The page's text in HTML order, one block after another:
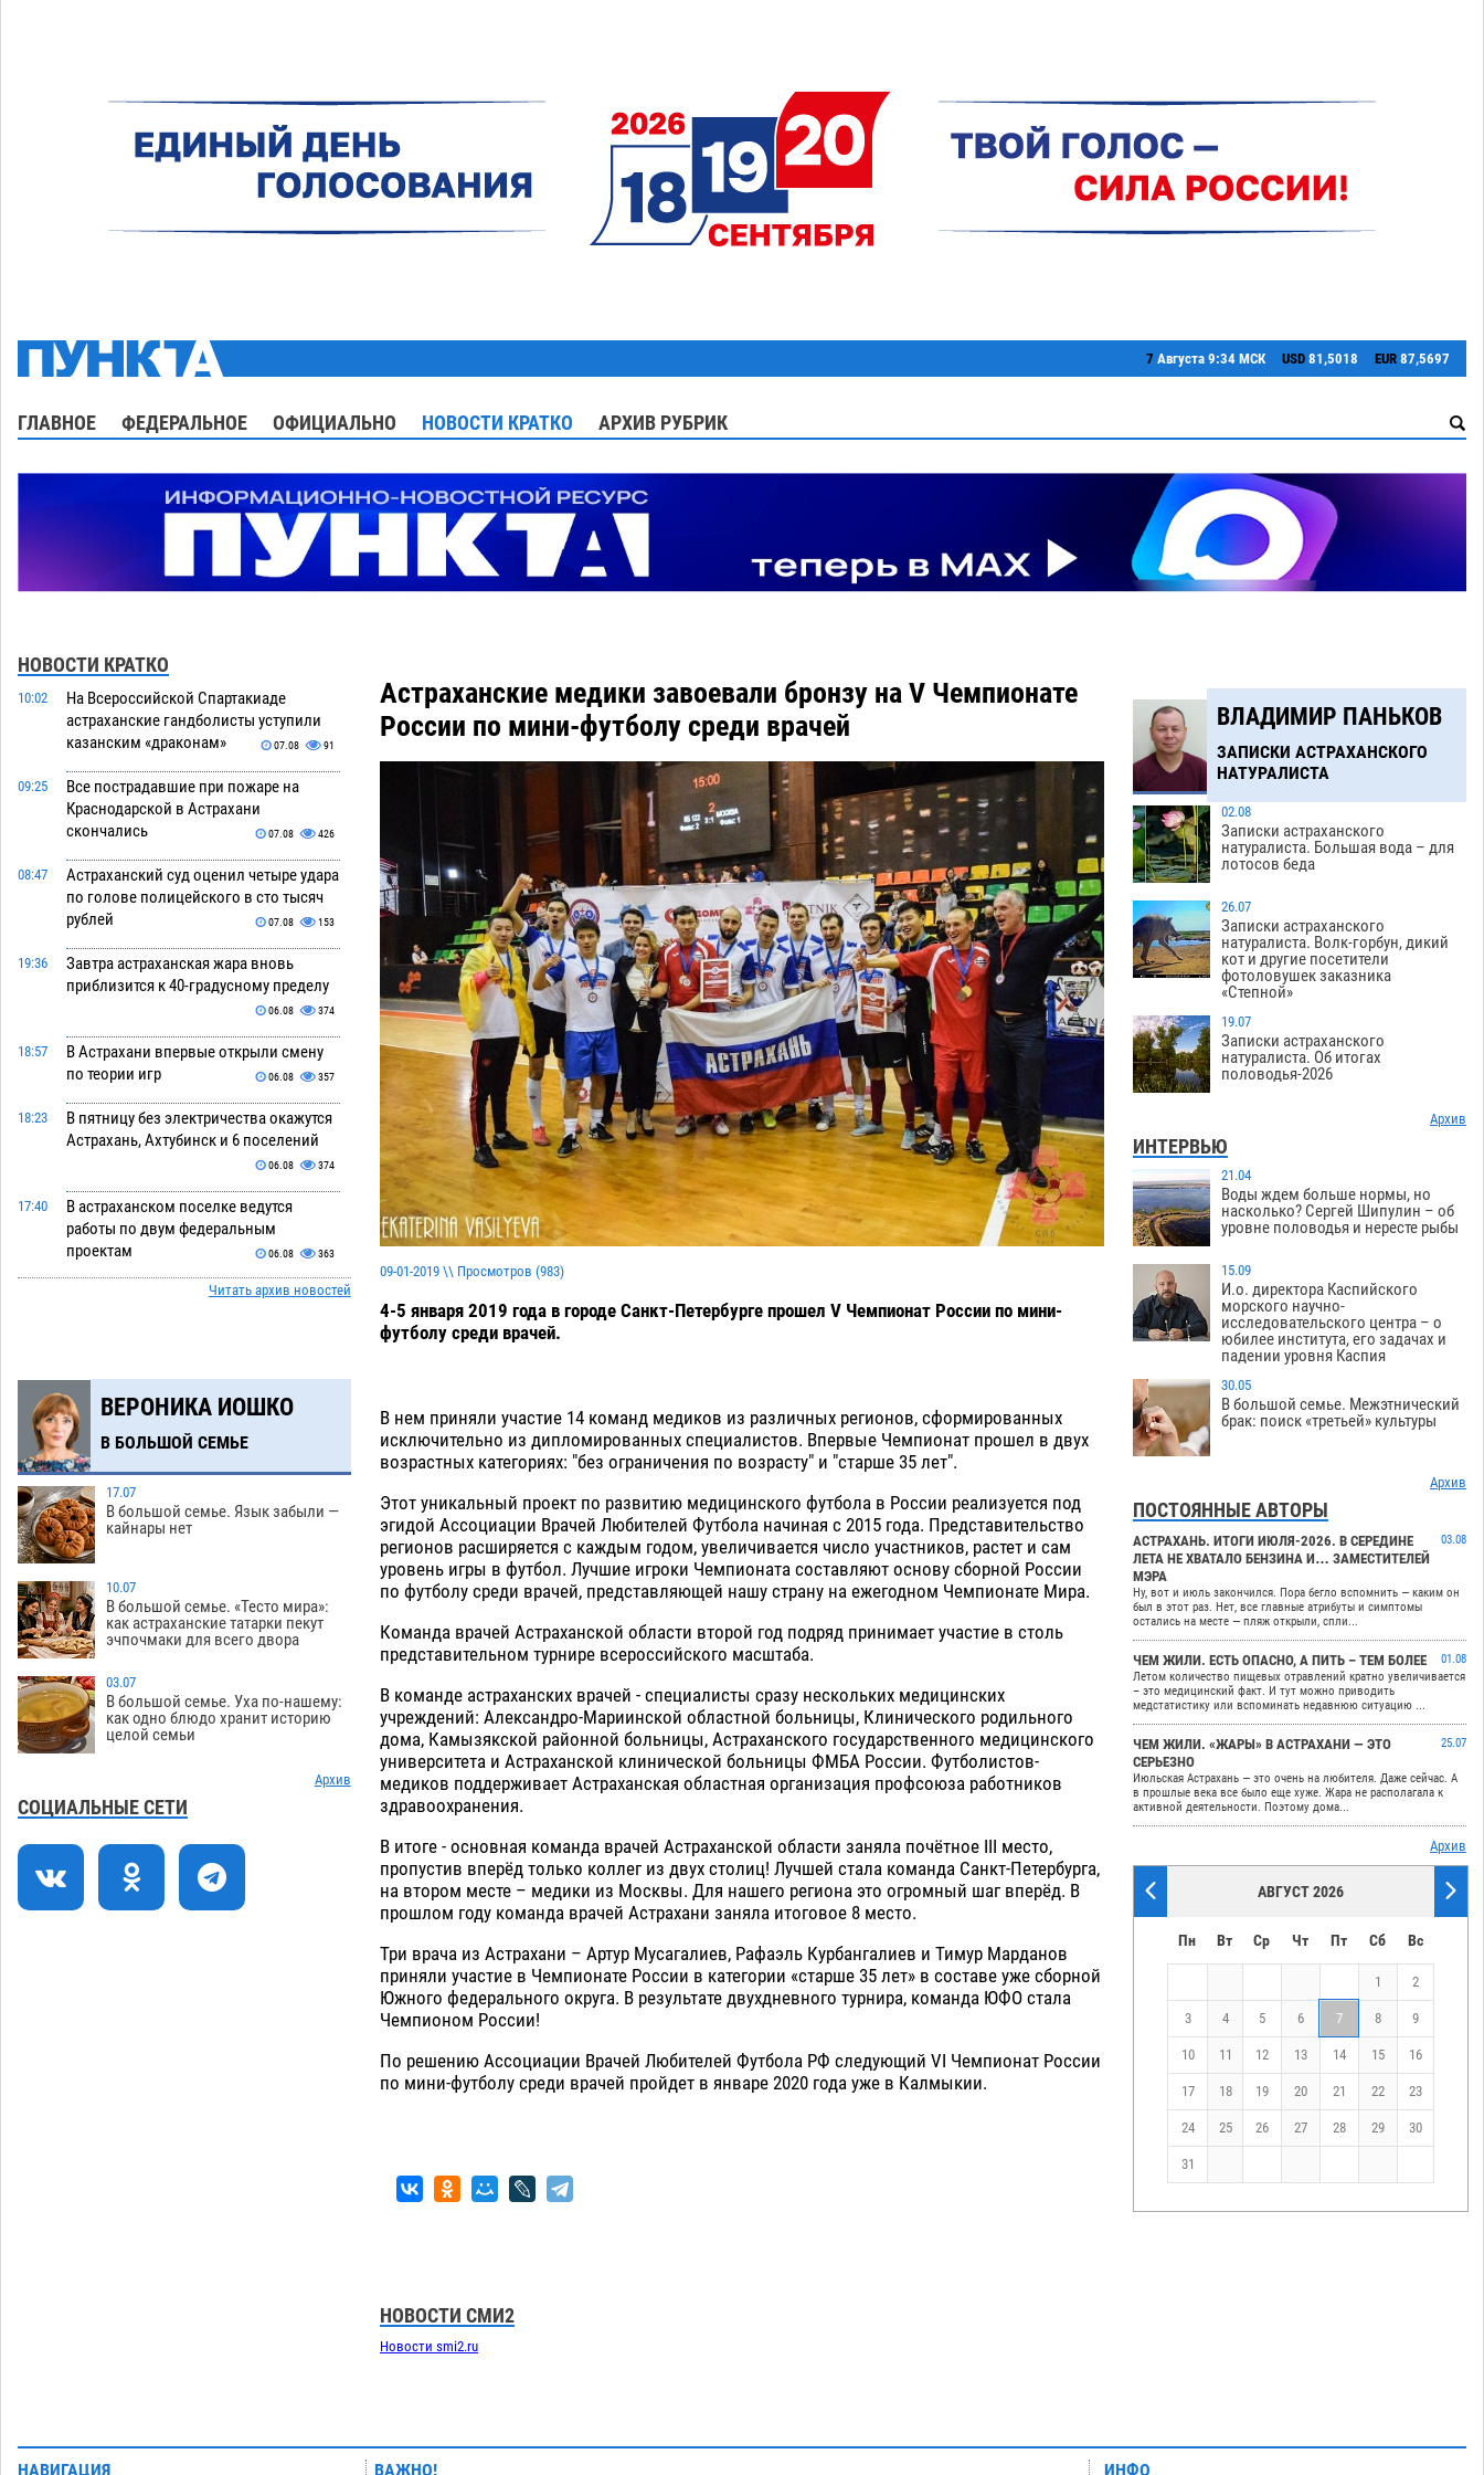
7 Августа 9:34 МСК USD 81,5018 EUR 87,5697
ГЛАВНОЕ ФЕДЕРАЛЬНОЕ ОФИЦИАЛЬНО НОВОСТИ КРАТКО АРХИВ РУБРИК
НОВОСТИ КРАТКО
10:02
На Всероссийской Спартакиаде
астраханские гандболисты уступили
казанским «драконам»
07.08 91
09:25
Все пострадавшие при пожаре на
Краснодарской в Астрахани
скончались
07.08 426
08:47
Астраханский суд оценил четыре удара
по голове полицейского в сто тысяч
рублей
07.08 153
19:36
Завтра астраханская жара вновь
приблизится к 40-градусному пределу
06.08 374
18:57
В Астрахани впервые открыли смену
по теории игр
06.08 357
18:23
В пятницу без электричества окажутся
Астрахань, Ахтубинск и 6 поселений
06.08 374
17:40
В астраханском поселке ведутся
работы по двум федеральным
проектам
06.08 363
Модное дефиле собак и кошек пройдет
на набережной в Астрахани
06.08
16:02
Предприниматели с рынка
Жилгородок в Астрахани продолжают
не верить, что их торговые точки
снесут
06.08 446
15:22
Ящерицу из астраханской пустыни
поместили на новой серебряной
монете Банка России
06.08 340
14:35
Буддийские святыни из Астрахани
06.08 326
13:50
Мэрия Астрахани переводит городские
зеленые зоны на автоматический
320
пожара в Астрахани
12:49
Астраханские гандболисты с крупной
победы стартовали на Всероссийской
Читать архив новостей
ВЕРОНИКА ИОШКО
В БОЛЬШОЙ СЕМЬЕ
17.07
В большой семье. Язык забыли —
кайнары нет
10.07
В большой семье. «Тесто мира»:
как астраханские татарки пекут
эчпочмаки для всего двора
03.07
В большой семье. Уха по-нашему:
как одно блюдо хранит историю
целой семьи
Архив
СОЦИАЛЬНЫЕ СЕТИ
Астраханские медики завоевали бронзу на V Чемпионате
России по мини-футболу среди врачей
09-01-2019 \\ Просмотров (983)
4-5 января 2019 года в городе Санкт-Петербурге прошел V Чемпионат России по мини-
футболу среди врачей.
В нем приняли участие 14 команд медиков из различных регионов, сформированных
исключительно из дипломированных специалистов. Впервые Чемпионат прошел в двух
возрастных категориях: "без ограничения по возрасту" и "старше 35 лет".
Этот уникальный проект по развитию медицинского футбола в России реализуется под
эгидой Ассоциации Врачей Любителей Футбола начиная с 2015 года. Представительство
регионов расширяется с каждым годом, увеличивается число участников, растет и сам
уровень игры в футбол. Лучшие игроки Чемпионата составляют основу сборной России
по футболу среди врачей, представляющей нашу страну на ежегодном Чемпионате Мира.
Команда врачей Астраханской области второй год подряд принимает участие в столь
представительном турнире всероссийского масштаба.
В команде астраханских врачей - специалисты сразу нескольких медицинских
учреждений: Александро-Мариинской областной больницы, Клинического родильного
дома, Камызякской районной больницы, Астраханского государственного медицинского
университета и Астраханской клинической больницы ФМБА России. Футболистов-
медиков поддерживает Астраханская областная организация профсоюза работников
здравоохранения.
В итоге - основная команда врачей Астраханской области заняла почётное III место,
пропустив вперёд только коллег из двух столиц! Лучшей стала команда Санкт-Петербурга,
на втором месте – медики из Москвы. Для нашего региона это огромный шаг вперёд. В
прошлом году команда врачей Астрахани заняла итоговое 8 место.
Три врача из Астрахани – Артур Мусагалиев, Рафаэль Курбангалиев и Тимур Марданов
приняли участие в Чемпионате России в категории «старше 35 лет» в составе уже сборной
Южного федерального округа. В результате двухдневного турнира, команда ЮФО стала
Чемпионом России!
По решению Ассоциации Врачей Любителей Футбола РФ следующий VI Чемпионат России
по мини-футболу среди врачей пройдет в январе 2020 года уже в Калмыкии.
НОВОСТИ СМИ2
Новости smi2.ru
ВЛАДИМИР ПАНЬКОВ
ЗАПИСКИ АСТРАХАНСКОГО
НАТУРАЛИСТА
02.08
Записки астраханского
натуралиста. Большая вода – для
лотосов беда
26.07
Записки астраханского
натуралиста. Волк-горбун, дикий
кот и другие посетители
фотоловушек заказника
«Степной»
19.07
Записки астраханского
натуралиста. Об итогах
половодья-2026
Архив
ИНТЕРВЬЮ
21.04
Воды ждем больше нормы, но
насколько? Сергей Шипулин – об
уровне половодья и нересте рыбы
15.09
И.о. директора Каспийского
морского научно-
исследовательского центра – о
юбилее института, его задачах и
падении уровня Каспия
30.05
В большой семье. Межэтнический
брак: поиск «третьей» культуры
Архив
ПОСТОЯННЫЕ АВТОРЫ
АСТРАХАНЬ. ИТОГИ ИЮЛЯ-2026. В СЕРЕДИНЕ
ЛЕТА НЕ ХВАТАЛО БЕНЗИНА И… ЗАМЕСТИТЕЛЕЙ
МЭРА
03.08
Ну, вот и июль закончился. Пора бегло вспомнить — каким он
был в этот раз. Нет, все главные атрибуты и симптомы
остались на месте — пляж открыли, спли...
ЧЕМ ЖИЛИ. ЕСТЬ ОПАСНО, А ПИТЬ – ТЕМ БОЛЕЕ
01.08
Летом количество пищевых отравлений кратно увеличивается
– это медицинский факт. И тут можно приводить
медстатистику или вспоминать недавнюю ситуацию ...
ЧЕМ ЖИЛИ. «ЖАРЫ» В АСТРАХАНИ — ЭТО
СЕРЬЕЗНО
25.07
Июльская Астрахань — это очень на любителя. Даже сейчас. А
в прошлые века все было еще хуже. Жара не располагала к
активной деятельности. Поэтому дома...
Архив
АВГУСТ 2026
Пн Вт Ср Чт Пт Сб Вс
1 2
3 4 5 6 7 8 9
10 11 12 13 14 15 16
17 18 19 20 21 22 23
24 25 26 27 28 29 30
31
НАВИГАЦИЯ ВАЖНО! ИНФО